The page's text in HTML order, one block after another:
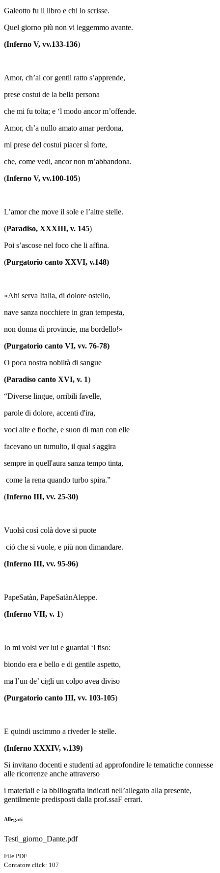
Galeotto fu il libro e chi lo scrisse.
Quel giorno più non vi leggemmo avante.
(Inferno V, vv.133-136)
Amor, ch’al cor gentil ratto s’apprende,
prese costui de la bella persona
che mi fu tolta; e ‘l modo ancor m’offende.
Amor, ch’a nullo amato amar perdona,
mi prese del costui piacer sì forte,
che, come vedi, ancor non m’abbandona.
(Inferno V, vv.100-105)
L’amor che move il sole e l’altre stelle.
(Paradiso, XXXIII, v. 145)
Poi s’ascose nel foco che li affina.
(Purgatorio canto XXVI, v.148)
«Ahi serva Italia, di dolore ostello,
nave sanza nocchiere in gran tempesta,
non donna di provincie, ma bordello!»
(Purgatorio canto VI, vv. 76-78)
O poca nostra nobiltà di sangue
(Paradiso canto XVI, v. 1)
“Diverse lingue, orribili favelle,
parole di dolore, accenti d'ira,
voci alte e fioche, e suon di man con elle
facevano un tumulto, il qual s'aggira
sempre in quell'aura sanza tempo tinta,
come la rena quando turbo spira.”
(Inferno III, vv. 25-30)
Vuolsì così colà dove si puote
ciò che si vuole, e più non dimandare.
(Inferno III, vv. 95-96)
PapeSatàn, PapeSatànAleppe.
(Inferno VII, v. 1)
Io mi volsi ver lui e guardai ‘l fiso:
biondo era e bello e di gentile aspetto,
ma l’un de’ cigli un colpo avea diviso
(Purgatorio canto III, vv. 103-105)
E quindi uscimmo a riveder le stelle.
(Inferno XXXIV, v.139)
Si invitano docenti e studenti ad approfondire le tematiche connesse
alle ricorrenze anche attraverso
i materiali e la bbIliografia indicati nell’allegato alla presente,
gentilmente predisposti dalla prof.ssaF errari.
Allegati
Testi_giorno_Dante.pdf
File PDF
Contatore click: 107